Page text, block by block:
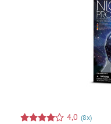
4,0 (8x)